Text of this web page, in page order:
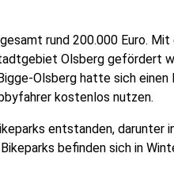
rund 200.000 Euro.
Olsberg gefördert
Olsberg hatte sich einen
kostenlos nutzen.
entstanden, darunter
befinden sich in